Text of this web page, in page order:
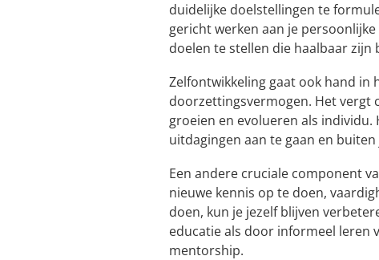
duidelijke doelstellingen te
gericht werken aan je
doelen te stellen die haalbaar
Zelfontwikkeling gaat ook hand in
doorzettingsvermogen. Het vergt
groeien en evolueren als
uitdagingen aan te gaan en
Een andere cruciale component
nieuwe kennis op te doen,
doen, kun je jezelf blijven
educatie als door informeel leren
mentorship.